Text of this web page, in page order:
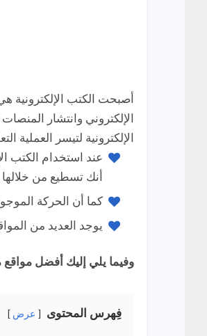
أصبحت الكتب الإلكترونية
الإلكتروني وانتشار
الإلكترونية لتيسر العملية
أنك تسطيع من
كما أن الحركة
يوجد العديد من
وفيما يلي إليك أفضل مواقع
فِهرس المحتوى عرض